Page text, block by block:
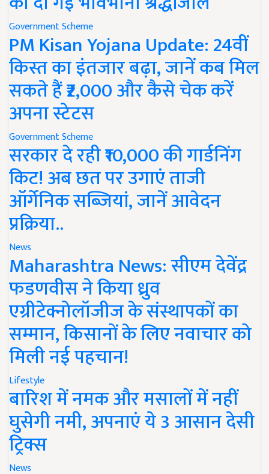
Government Scheme
PM Kisan Yojana Update: 24वीं
किस्त का इंतजार बढ़ा, जानें कब मिल
सकते हैं ₹2,000 और कैसे चेक करें
अपना स्टेटस
Government Scheme
सरकार दे रही ₹10,000 की गार्डनिंग
किट! अब छत पर उगाएं ताजी
ऑर्गेनिक सब्जियां, जानें आवेदन
प्रक्रिया..
News
Maharashtra News: सीएम देवेंद्र
फडणवीस ने किया ध्रुव
एग्रीटेक्नोलॉजीज के संस्थापकों का
सम्मान, किसानों के लिए नवाचार को
मिली नई पहचान!
Lifestyle
बारिश में नमक और मसालों में नहीं
घुसेगी नमी, अपनाएं ये 3 आसान देसी
ट्रिक्स
News